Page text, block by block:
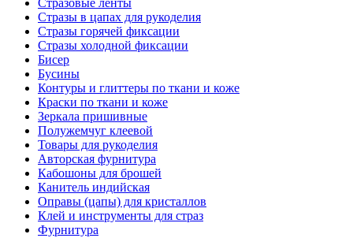
Стразовые ленты
Стразы в цапах для рукоделия
Стразы горячей фиксации
Стразы холодной фиксации
Бисер
Бусины
Контуры и глиттеры по ткани и коже
Краски по ткани и коже
Зеркала пришивные
Полужемчуг клеевой
Товары для рукоделия
Авторская фурнитура
Кабошоны для брошей
Канитель индийская
Оправы (цапы) для кристаллов
Клей и инструменты для страз
Фурнитура